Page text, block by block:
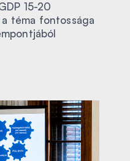
15-20
téma fontossága